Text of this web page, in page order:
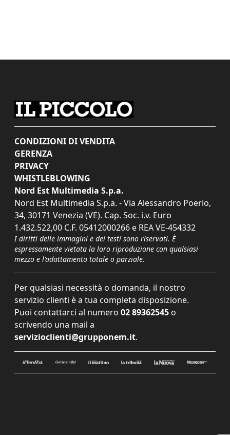
CONDIZIONI DI VENDITA
GERENZA
PRIVACY
WHISTLEBLOWING
Nord Est Multimedia S.p.a.
Nord Est Multimedia S.p.a. - Via Alessandro Poerio,
34, 30171 Venezia (VE). Cap. Soc. i.v. Euro
1.432.522,00 C.F. 05412000266 e REA VE-454332
I diritti delle immagini e dei testi sono riservati. È
espressamente vietata la loro riproduzione con qualsiasi
mezzo e l'adattamento totale o parziale.
Per qualsiasi necessità o domanda, il nostro
servizio clienti è a tua completa disposizione.
Puoi contattarci al numero 02 89362545 o
scrivendo una mail a
servizioclienti@grupponem.it.